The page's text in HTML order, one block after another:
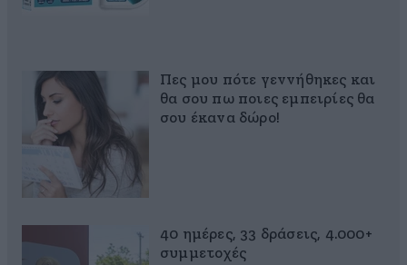
Πες μου πότε γεννήθηκες και
θα σου πω ποιες εμπειρίες θα
σου έκανα δώρο!
40 ημέρες, 33 δράσεις, 4.000+
συμμετοχές